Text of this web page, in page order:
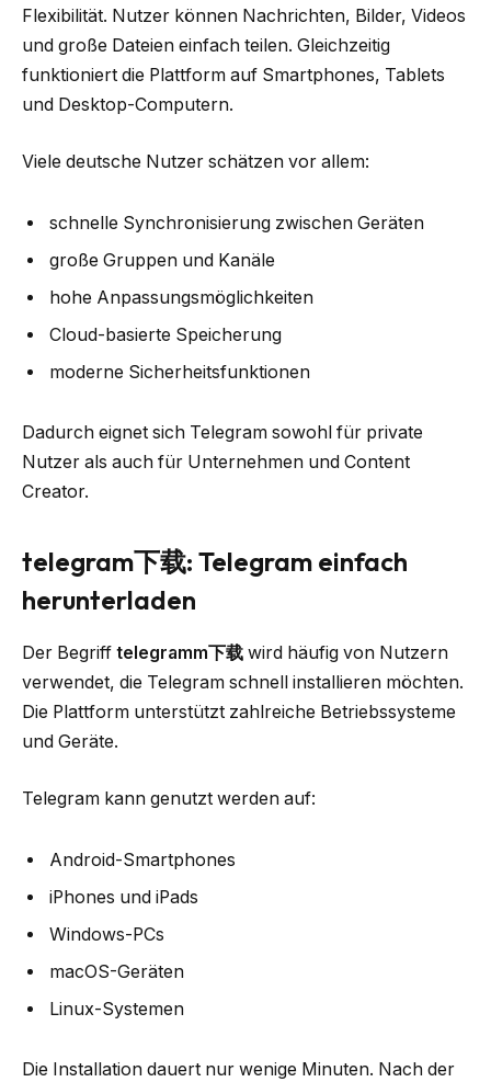
Flexibilität. Nutzer können Nachrichten, Bilder, Videos
und große Dateien einfach teilen. Gleichzeitig
funktioniert die Plattform auf Smartphones, Tablets
und Desktop-Computern.
Viele deutsche Nutzer schätzen vor allem:
schnelle Synchronisierung zwischen Geräten
große Gruppen und Kanäle
hohe Anpassungsmöglichkeiten
Cloud-basierte Speicherung
moderne Sicherheitsfunktionen
Dadurch eignet sich Telegram sowohl für private
Nutzer als auch für Unternehmen und Content
Creator.
telegram下载: Telegram einfach
herunterladen
Der Begriff telegramm下载 wird häufig von Nutzern
verwendet, die Telegram schnell installieren möchten.
Die Plattform unterstützt zahlreiche Betriebssysteme
und Geräte.
Telegram kann genutzt werden auf:
Android-Smartphones
iPhones und iPads
Windows-PCs
macOS-Geräten
Linux-Systemen
Die Installation dauert nur wenige Minuten. Nach der